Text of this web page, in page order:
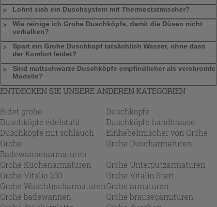
Lohnt sich ein Duschsystem mit Thermostatmischer?
Wie reinige ich Grohe Duschköpfe, damit die Düsen nicht
verkalken?
Spart ein Grohe Duschkopf tatsächlich Wasser, ohne dass
der Komfort leidet?
Sind mattschwarze Duschköpfe empfindlicher als verchromte
Modelle?
ENTDECKEN SIE UNSERE ANDEREN KATEGORIEN
Bidet grohe
Duschköpfe
Duschköpfe edelstahl
Duschköpfe handbrause
Duschköpfe mit schlauch
Einhebelmischer von Grohe
Grohe
Badewannenarmaturen
Grohe Duscharmaturen
Grohe Küchenarmaturen
Grohe Unterputzarmaturen
Grohe Vitalio 250
Grohe Vitalio Start
Grohe WaschtischarmaturenGrohe armaturen
Grohe badewannen
Grohe brausegarnituren